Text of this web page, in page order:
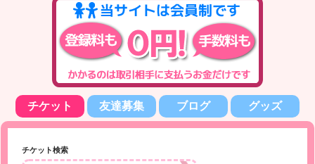
チケット 友達募集 ブログ グッズ
チケット検索